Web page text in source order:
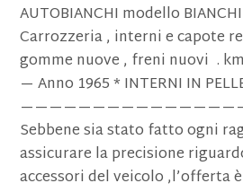
AUTOBIANCHI modello
Carrozzeria , interni e capote
gomme nuove , freni nuovi .
— Anno 1965 * INTERNI IN
Sebbene sia stato fatto ogni
assicurare la precisione
accessori del veicolo ,l’offerta